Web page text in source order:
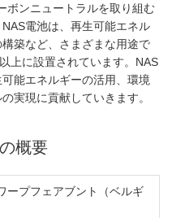
ボンニュートラルを取り組む
電池は、再生可能エネル
築など、さまざまな用途で
上に設置されています。NAS
能エネルギーの活用、環境
実現に貢献していきます。
概要
ープフェアブント（ベルギ